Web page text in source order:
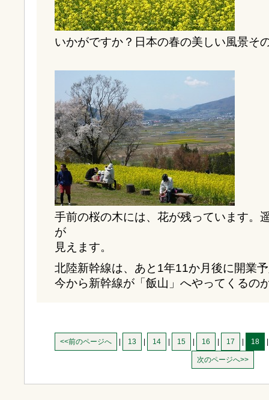
いかがですか？日本の春の美しい風景そ
手前の桜の木には、花が残っています。
が
見えます。
北陸新幹線は、あと1年11か月後に開業
今から新幹線が「飯山」へやってくるの
<<前のページへ 13 14 15 16 17 18
次のページへ>>